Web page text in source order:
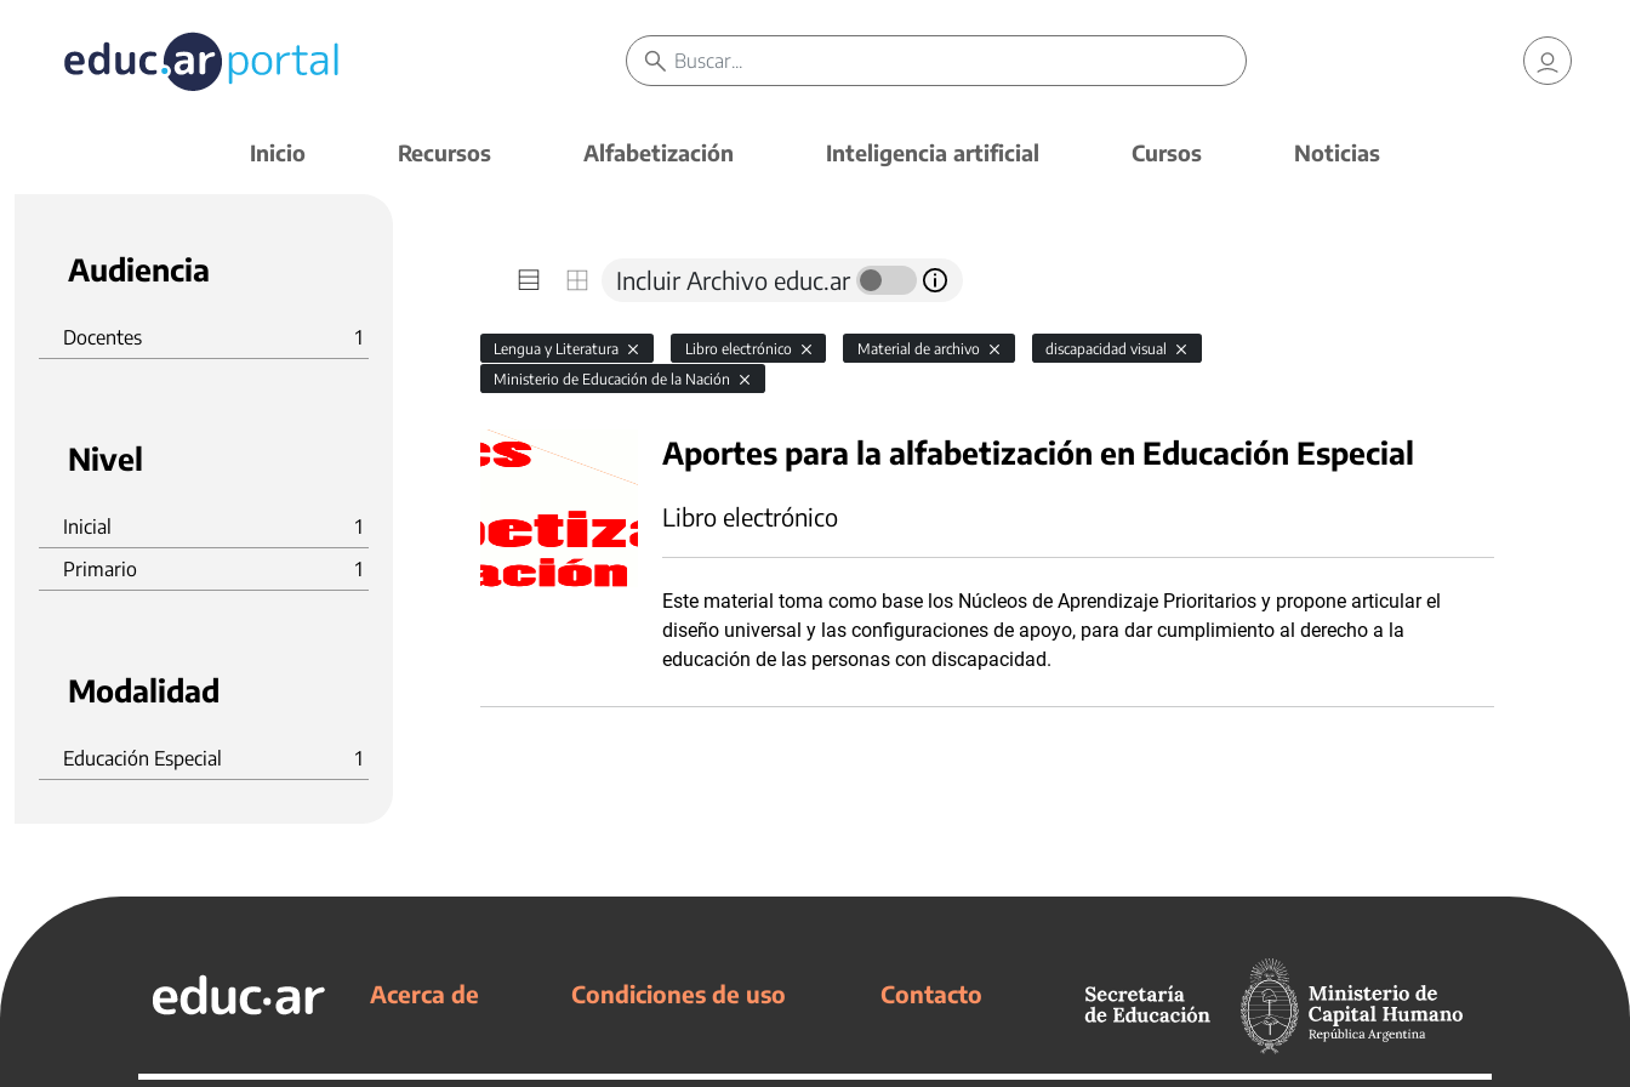
Inicio Recursos Alfabetización Inteligencia artificial Cursos Noticias
Audiencia
Docentes 1
Nivel
Inicial
1
Primario
1
Modalidad
Educación Especial 1
Incluir Archivo educ.ar
Lengua y Literatura Libro electrónico Material de archivo
discapacidad visual
Ministerio de Educación de la Nación
Aportes para la alfabetización en Educación Especial
Libro electrónico
Este material toma como base los Núcleos de Aprendizaje Prioritarios y propone articular el
diseño universal y las configuraciones de apoyo, para dar cumplimiento al derecho a la
educación de las personas con discapacidad.
Acerca de Condiciones de uso Contacto